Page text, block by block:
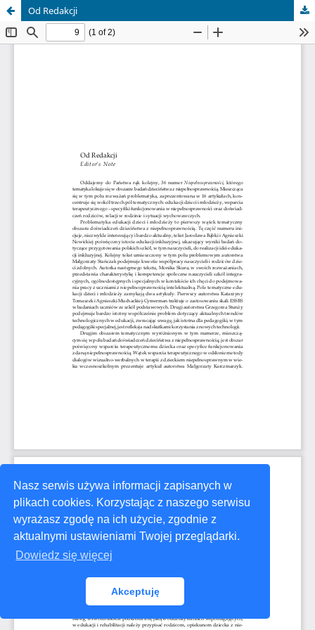
Nasz serwis używa informacji zapisanych w
plikach cookies. Korzystając z naszego serwisu
wyrażasz zgodę na ich użycie, zgodnie z
aktualnymi ustawieniami Twojej przeglądarki.
Dowiedz się więcej
Akceptuję
Od Redakcji